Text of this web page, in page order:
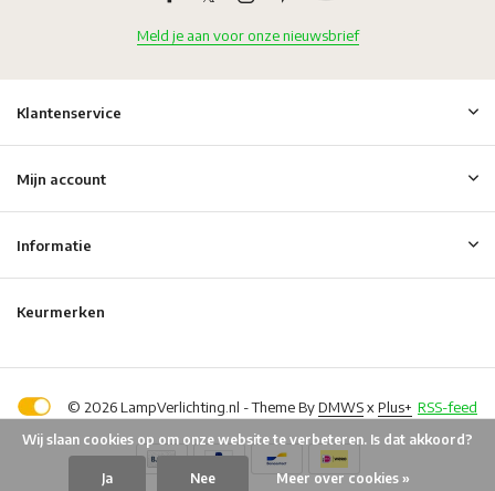
Meld je aan voor onze nieuwsbrief
Klantenservice
Mijn account
Informatie
Keurmerken
© 2026 LampVerlichting.nl - Theme ByDMWSxPlus+ RSS-feed
Wij slaan cookies op om onze website te verbeteren. Is dat akkoord?
Ja Nee Meer over cookies »